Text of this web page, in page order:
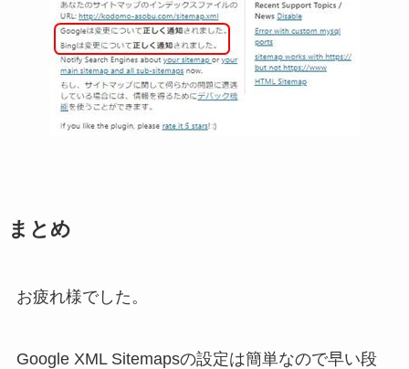
まとめ
お疲れ様でした。
Google XML Sitemapsの設定は簡単なので早い段